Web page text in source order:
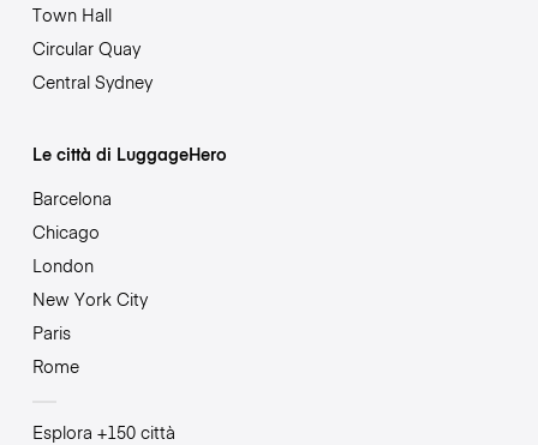
Town Hall
Circular Quay
Central Sydney
Le città di LuggageHero
Barcelona
Chicago
London
New York City
Paris
Rome
Esplora +150 città